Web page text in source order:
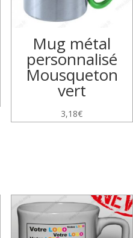
Mug métal
personnalisé
Mousqueton
vert
3,18€